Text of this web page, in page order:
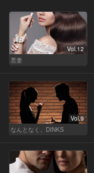
Vol.12
悪妻
Vol.9
なんとなく、DINKS